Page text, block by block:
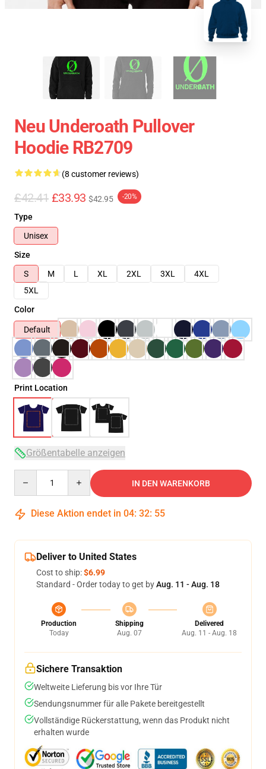
Neu Underoath Pullover
Hoodie RB2709
(8 customer reviews)
£42.41 £33.93 $42.95 -20%
Type
Unisex
Size
S
M L XL 2XL 3XL
4XL
5XL
Color
Default
Print Location
Größentabelle anzeigen
IN DEN WARENKORB
Diese Aktion endet in 04: 32: 54
Deliver to United States
Cost to ship:$6.99
Standard - Order today to get byAug. 11 - Aug. 18
Production
Today
Shipping
Aug. 07
Delivered
Aug. 11 - Aug. 18
Sichere Transaktion
Weltweite Lieferung bis vor Ihre Tür
Sendungsnummer für alle Pakete bereitgestellt
Vollständige Rückerstattung, wenn das Produkt nicht
erhalten wurde